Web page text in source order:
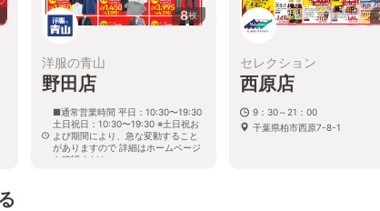
8枚
洋服の青山
野田店
■通常営業時間 平日：10:30〜19:30
土日祝日：10:30〜19:30 ※土日祝お
よび期間により、急な変動すること
がありますので 詳細はホームページ
を確認ください
セレクション
西原店
9：30～21：00
千葉県柏市西原7-8-1